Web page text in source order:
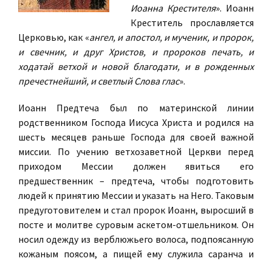
Иоанна Крестителя». Иоанн
Креститель прославляется
Церковью, как «ангел, и апостол, и мученик, и пророк,
и свечник, и друг Христов, и пророков печать, и
ходатай ветхой и новой благодати, и в рожденных
пречестнейший, и светлый Слова глас».
Иоанн Предтеча был по материнской линии
родственником Господа Иисуса Христа и родился на
шесть месяцев раньше Господа для своей важной
миссии. По учению ветхозаветной Церкви перед
приходом Мессии должен явиться его
предшественник – предтеча, чтобы подготовить
людей к принятию Мессии и указать на Него. Таковым
предуготовителем и стал пророк Иоанн, выросший в
посте и молитве суровым аскетом-отшельником. Он
носил одежду из верблюжьего волоса, подпоясанную
кожаным поясом, а пищей ему служила саранча и